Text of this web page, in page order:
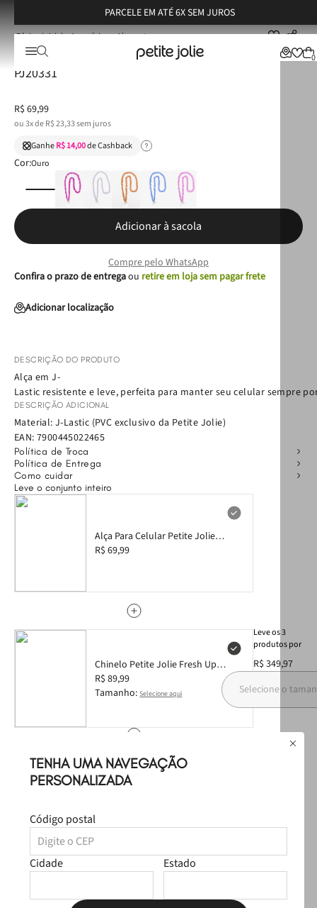
PARCELE EM ATÉ 6X SEM JUROS
TENHA UMA NAVEGAÇÃO
PERSONALIZADA
Código postal
Cidade Estado
0
Acessórios Alças Alça Para Celular Petite Jolie Glitter Ouro Light PJ20331
Alça Para Celular Petite Jolie Glitter Ouro Light
PJ20331
R$ 69,99
ou3x deR$23,33sem juros
GanheR$ 14,00de Cashback
Cor:Ouro
Adicionar à sacola
Compre pelo WhatsApp
Confira o prazo de entregaou retire em loja sem pagar frete
Adicionar localização
DESCRIÇÃO DO PRODUTO
Alça em J-
Lastic resistente e leve, perfeita para manter seu celular sempre
DESCRIÇÃO ADICIONAL
Material: J-Lastic (PVC exclusivo da Petite Jolie)
EAN: 7900445022465
Política de Troca
Política de Entrega
Como cuidar
Leve o conjunto inteiro
Alça Para Celular Petite Jolie
Glitter Ouro Light PJ20331
R$ 69,99
Chinelo Petite Jolie Fresh Up
Glitter Ouro/Areia PJ7321 35
R$ 89,99
Tamanho: Selecione aqui
Bolsa Petite Jolie Pop Matte
Leveos3
produtospor
R$ 349,97
Selecione o
Produtos Sugeridos